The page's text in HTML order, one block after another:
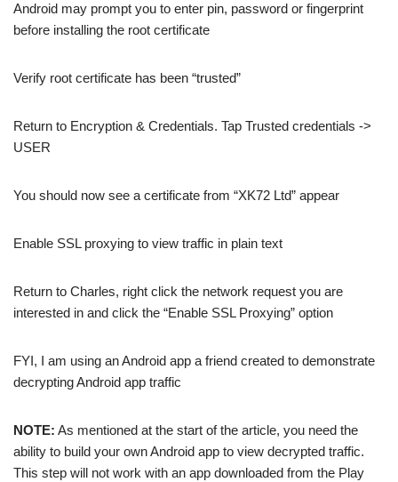
Android may prompt you to enter pin, password or fingerprint
before installing the root certificate
Verify root certificate has been “trusted”
Return to Encryption & Credentials. Tap Trusted credentials ->
USER
You should now see a certificate from “XK72 Ltd” appear
Enable SSL proxying to view traffic in plain text
Return to Charles, right click the network request you are
interested in and click the “Enable SSL Proxying” option
FYI, I am using an Android app a friend created to demonstrate
decrypting Android app traffic
NOTE: As mentioned at the start of the article, you need the
ability to build your own Android app to view decrypted traffic.
This step will not work with an app downloaded from the Play